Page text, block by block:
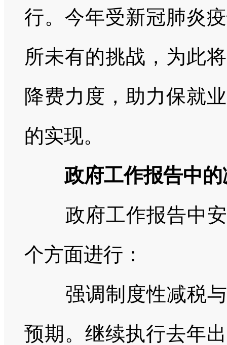
行。今年受新冠肺炎
所未有的挑战，为此
降费力度，助力保就
的实现。
政府工作报告中
政府工作报告中
个方面进行：
强调制度性减税
预期。继续执行去年